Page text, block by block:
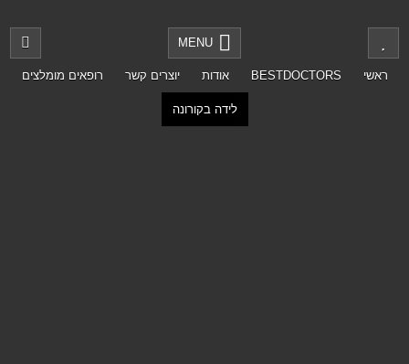
MENU
ראשי BESTDOCTORS אודות יוצרים קשר רופאים מומלצים
לידה בקורונה